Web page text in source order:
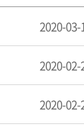
2020-03-
2020-02-
2020-02-